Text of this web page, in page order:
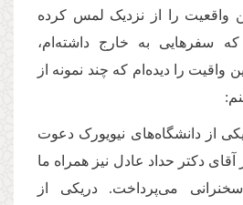
واقعیت را از نزدیک لمس کرده
سفرهایی به خارج داشته‌ام،
واقیت را دیده‌ام که چند نمونه از
از دانشگاه‌های نیویورک دعوت
دکتر حداد عادل نیز همراه ما
می‌پرداخت. دریکی از